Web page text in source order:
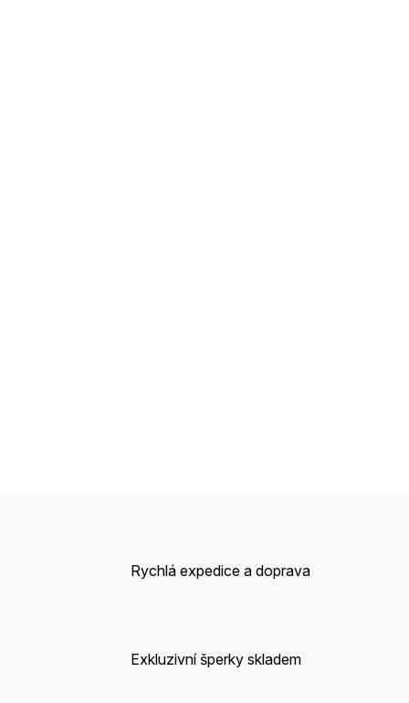
Rychlá expedice a doprava
Exkluzivní šperky skladem